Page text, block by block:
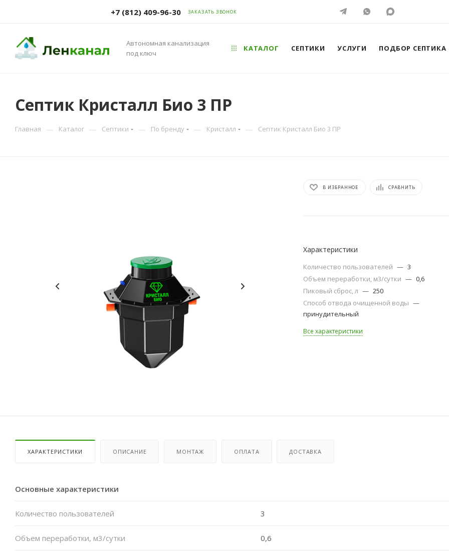
+7 (812) 409-96-30 ЗАКАЗАТЬ ЗВОНОК
Автономная канализация
под ключ
КАТАЛОГ СЕПТИКИ УСЛУГИ ПОДБОР СЕПТИКА
Септик Кристалл Био 3 ПР
Главная — Каталог — Септики — По бренду — Кристалл — Септик Кристалл Био 3 ПР
В ИЗБРАННОЕ СРАВНИТЬ
Характеристики
Количество пользователей — 3
Объем переработки, м3/сутки — 0,6
Пиковый сброс, л — 250
Способ отвода очищенной воды —
принудительный
Все характеристики
ХАРАКТЕРИСТИКИ ОПИСАНИЕ МОНТАЖ ОПЛАТА ДОСТАВКА
Основные характеристики
Количество пользователей 3
Объем переработки, м3/сутки 0,6